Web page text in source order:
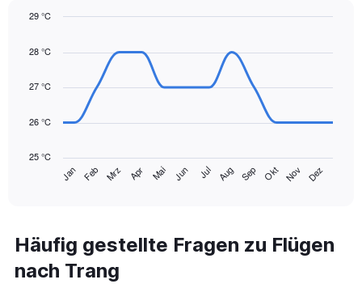
displaying
Range:
to
chart
with
data
The
has
categories.
Range:
14
Jan Feb Mrz Apr Mai Jun Jul Aug Sep Okt Nov Dez
25 °C
26 °C
27 °C
28 °C
29 °C
Häufig gestellte Fragen zu Flügen
nach Trang